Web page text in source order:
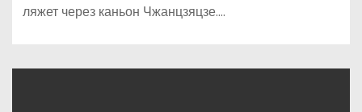
ляжет через каньон Чжанцзяцзе.…